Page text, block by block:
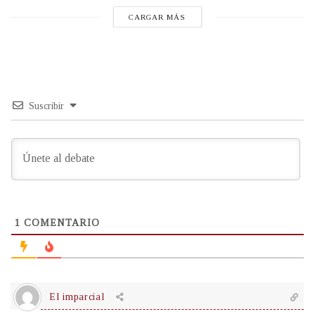
CARGAR MÁS
Suscribir
1 COMENTARIO
El imparcial